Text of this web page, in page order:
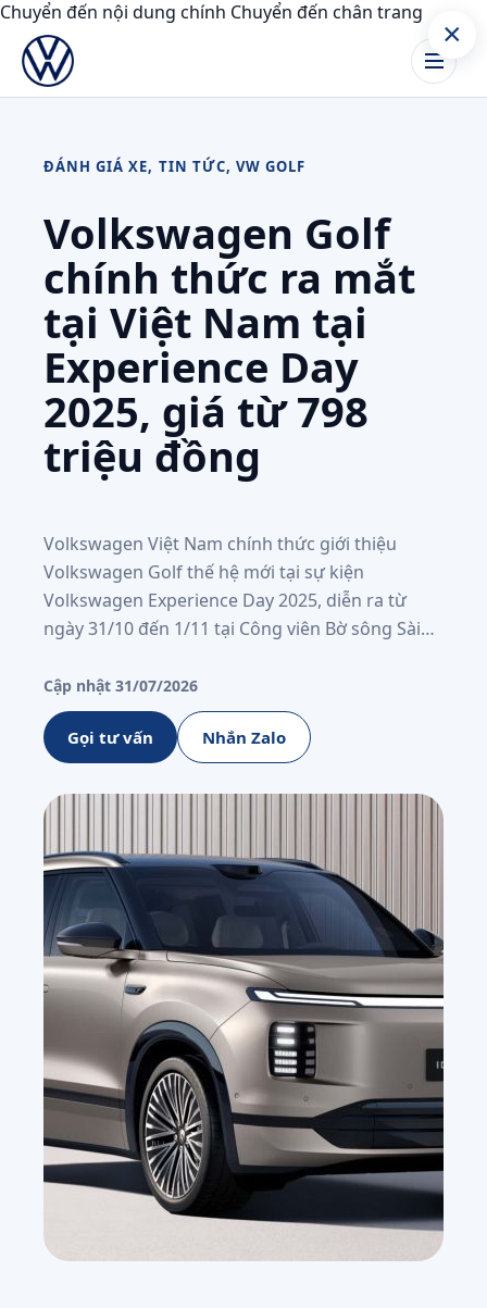
Chuyển đến nội dung chính Chuyển đến chân trang
ĐÁNH GIÁ XE, TIN TỨC, VW GOLF
Volkswagen Golf
chính thức ra mắt
tại Việt Nam tại
Experience Day
2025, giá từ 798
triệu đồng
Volkswagen Việt Nam chính thức giới thiệu
Volkswagen Golf thế hệ mới tại sự kiện
Volkswagen Experience Day 2025, diễn ra từ
ngày 31/10 đến 1/11 tại Công viên Bờ sông Sài…
Cập nhật 31/07/2026
Gọi tư vấn Nhắn Zalo
×